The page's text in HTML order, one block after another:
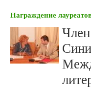
Награждение